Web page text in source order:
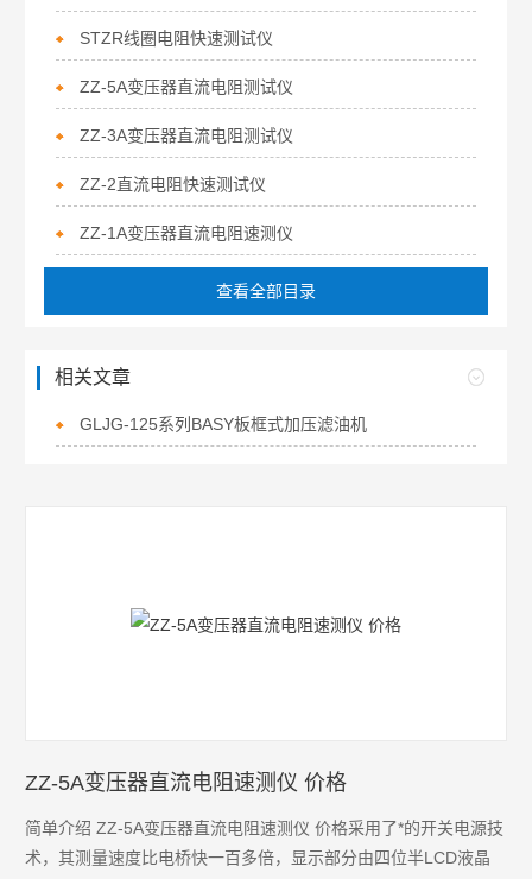
STZR线圈电阻快速测试仪
ZZ-5A变压器直流电阻测试仪
ZZ-3A变压器直流电阻测试仪
ZZ-2直流电阻快速测试仪
ZZ-1A变压器直流电阻速测仪
查看全部目录
相关文章
GLJG-125系列BASY板框式加压滤油机
ZZ-5A变压器直流电阻速测仪 价格
简单介绍 ZZ-5A变压器直流电阻速测仪 价格采用了*的开关电源技
术，其测量速度比电桥快一百多倍，显示部分由四位半LCD液晶